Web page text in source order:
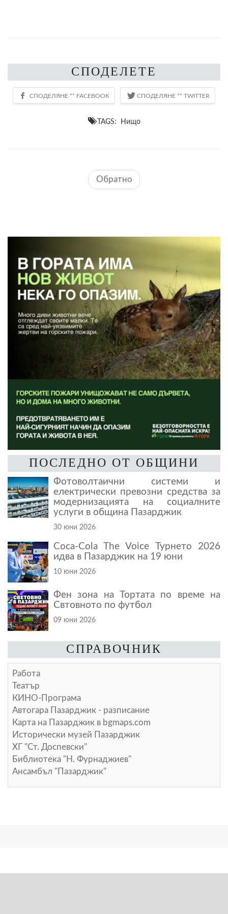
СПОДЕЛЕТЕ
TAGS: Нищо
Обратно
ПОСЛЕДНО ОТ ОБЩИНИ
Фотоволтаични системи и
електрически превозни средства за
модернизацията на социалните
услуги в община Пазарджик
30 юни 2026
Coca-Cola The Voice Турнето 2026
идва в Пазарджик на 19 юни
10 юни 2026
Фен зона на Тортата по време на
Свтовното по футбол
09 юни 2026
СПРАВОЧНИК
Работа
Театър
КИНО-Програма
Автогара Пазарджик - разписание
Карта на Пазарджик в bgmaps.com
Исторически музей Пазарджик
ХГ "Ст. Доспевски"
Библиотека "Н. Фурнаджиев"
Ансамбъл "Пазарджик"